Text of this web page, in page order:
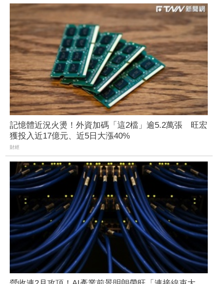
記憶體近況火燙！外資加碼「這2檔」逾5.2萬張 旺宏
獲投入近17億元、近5日大漲40%
財經